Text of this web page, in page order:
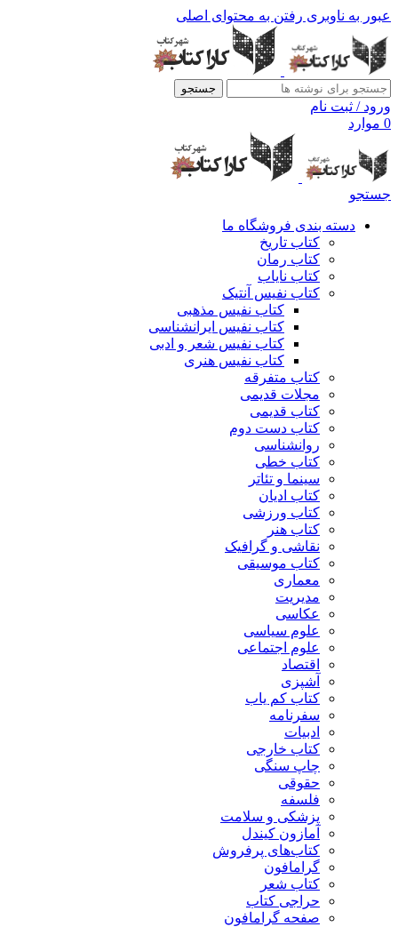
عبور به ناوبری رفتن به محتوای اصلی
جستجو
ورود / ثبت نام
0 موارد
جستجو
دسته بندی فروشگاه ما
کتاب تاریخ
کتاب رمان
کتاب نایاب
کتاب نفیس آنتیک
کتاب نفیس مذهبی
کتاب نفیس ایرانشناسی
کتاب نفیس شعر و ادبی
کتاب نفیس هنری
کتاب متفرقه
مجلات قدیمی
کتاب قدیمی
کتاب دست دوم
روانشناسی
کتاب خطی
سینما و تئاتر
کتاب ادیان
کتاب ورزشی
کتاب هنر
نقاشی و گرافیک
کتاب موسیقی
معماری
مدیریت
عکاسی
علوم سیاسی
علوم اجتماعی
اقتصاد
آشپزی
کتاب کم یاب
سفرنامه
ادبیات
کتاب خارجی
چاپ سنگی
حقوقی
فلسفه
پزشکی و سلامت
آمازون کیندل
کتاب‌های پرفروش
گرامافون
کتاب شعر
حراجی کتاب
صفحه گرامافون